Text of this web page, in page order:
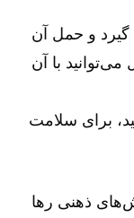
و حمل آن
با آن
برای سلامت
ذهنی رها